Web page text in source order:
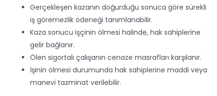
Gerçekleşen kazanın doğurduğu sonuca göre sürekli
iş göremezlik ödeneği tanımlanabilir.
Kaza sonucu işçinin ölmesi halinde, hak sahiplerine
gelir bağlanır.
Ölen sigortalı çalışanın cenaze masrafları karşılanır.
İşinin ölmesi durumunda hak sahiplerine maddi veya
manevi tazminat verilebilir.